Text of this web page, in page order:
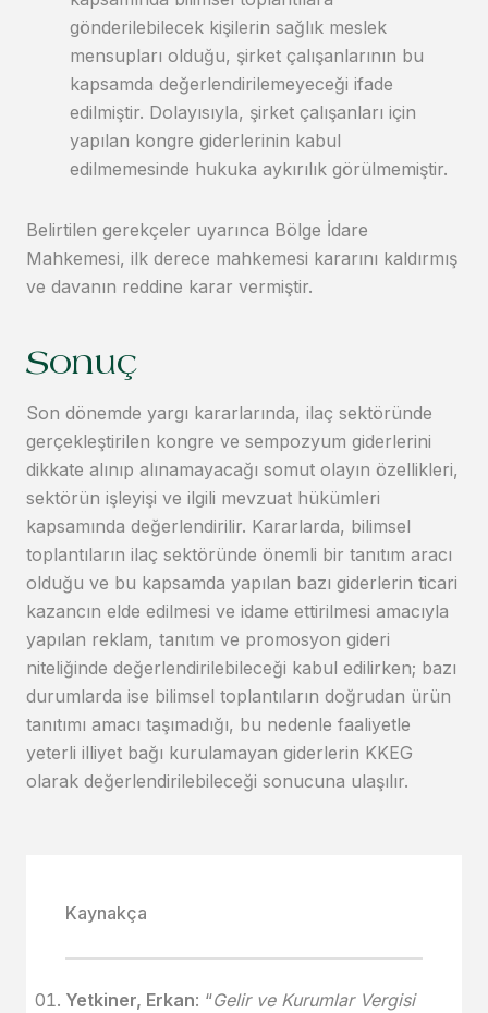
gönderilebilecek kişilerin sağlık meslek
mensupları olduğu, şirket çalışanlarının bu
kapsamda değerlendirilemeyeceği ifade
edilmiştir. Dolayısıyla, şirket çalışanları için
yapılan kongre giderlerinin kabul
edilmemesinde hukuka aykırılık görülmemiştir.
Belirtilen gerekçeler uyarınca Bölge İdare
Mahkemesi, ilk derece mahkemesi kararını kaldırmış
ve davanın reddine karar vermiştir.
Sonuç
Son dönemde yargı kararlarında, ilaç sektöründe
gerçekleştirilen kongre ve sempozyum giderlerini
dikkate alınıp alınamayacağı somut olayın özellikleri,
sektörün işleyişi ve ilgili mevzuat hükümleri
kapsamında değerlendirilir. Kararlarda, bilimsel
toplantıların ilaç sektöründe önemli bir tanıtım aracı
olduğu ve bu kapsamda yapılan bazı giderlerin ticari
kazancın elde edilmesi ve idame ettirilmesi amacıyla
yapılan reklam, tanıtım ve promosyon gideri
niteliğinde değerlendirilebileceği kabul edilirken; bazı
durumlarda ise bilimsel toplantıların doğrudan ürün
tanıtımı amacı taşımadığı, bu nedenle faaliyetle
yeterli illiyet bağı kurulamayan giderlerin KKEG
olarak değerlendirilebileceği sonucuna ulaşılır.
Kaynakça
Yetkiner, Erkan: “Gelir ve Kurumlar Vergisi